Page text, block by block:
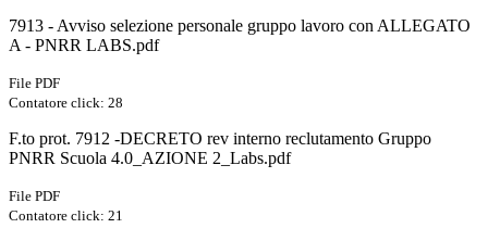
7913 - Avviso selezione personale gruppo lavoro con ALLEGATO
A - PNRR LABS.pdf
File PDF
Contatore click: 28
F.to prot. 7912 -DECRETO rev interno reclutamento Gruppo
PNRR Scuola 4.0_AZIONE 2_Labs.pdf
File PDF
Contatore click: 21